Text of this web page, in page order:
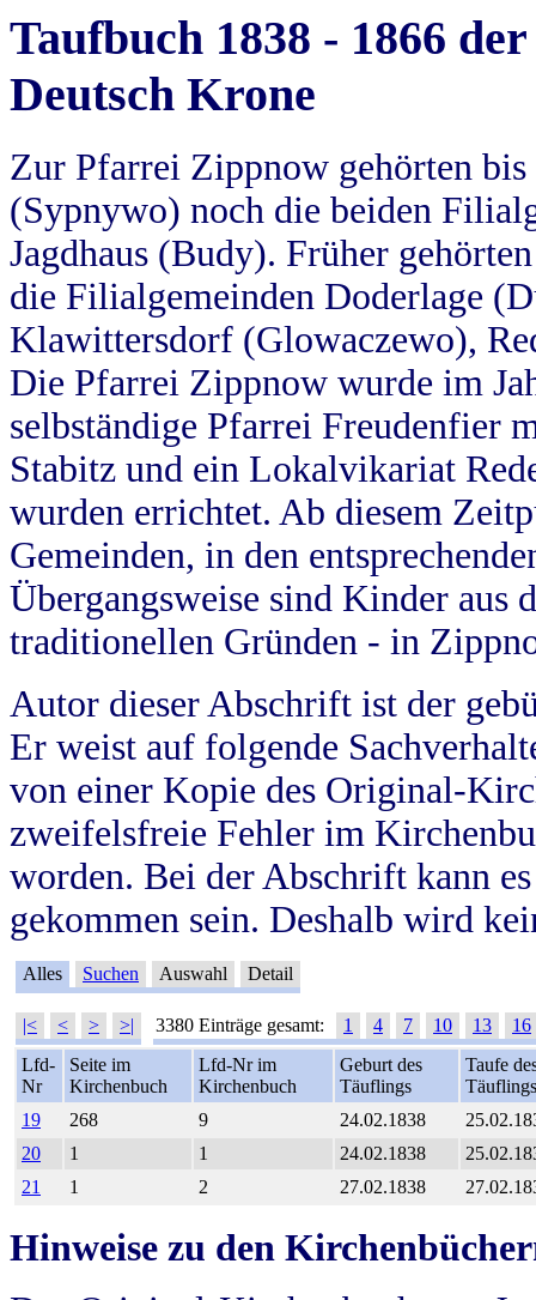
Taufbuch 1838 - 1866
Deutsch Krone
Zur Pfarrei Zippnow gehörten
(Sypnywo) noch die beiden
Jagdhaus (Budy). Früher
die Filialgemeinden Doderlage
Klawittersdorf (Glowaczewo),
Die Pfarrei Zippnow wurde im
selbständige Pfarrei Freudenfier
Stabitz und ein Lokalvikariat
wurden errichtet. Ab diesem
Gemeinden, in den
Übergangsweise sind Kinder aus
traditionellen Gründen - in
Autor dieser Abschrift ist der
Er weist auf folgende
von einer Kopie des Original-
zweifelsfreie Fehler im
worden. Bei der Abschrift kann
gekommen sein. Deshalb wird
Alles Suchen Auswahl Detail
|< < > >| 3380 Einträge gesamt: 1 4 7 10 13
16
Lfd-
Nr
Seite im
Kirchenbuch
Lfd-Nr im
Kirchenbuch
Geburt des
Täuflings
Taufe
Täuflings
19
268 9 24.02.1838
20
1 1 24.02.1838
21
1 2 27.02.1838
Hinweise zu den